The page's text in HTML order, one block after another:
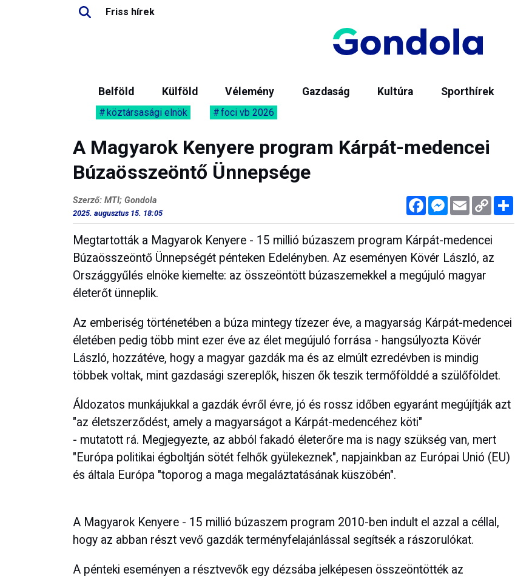
Friss hírek
Belföld Külföld Vélemény Gazdaság Kultúra Sporthírek
köztársasági elnök foci vb 2026
A Magyarok Kenyere program Kárpát-medencei
Búzaösszeöntő Ünnepsége
FacebookMessenger
Email Copy
Link
Szerző: MTI; Gondola
2025. augusztus 15. 18:05
Megtartották a Magyarok Kenyere - 15 millió búzaszem program Kárpát-medencei
Búzaösszeöntő Ünnepségét pénteken Edelényben. Az eseményen Kövér László, az
Országgyűlés elnöke kiemelte: az összeöntött búzaszemekkel a megújuló magyar
életerőt ünneplik.
Az emberiség történetében a búza mintegy tízezer éve, a magyarság Kárpát-medencei
életében pedig több mint ezer éve az élet megújuló forrása - hangsúlyozta Kövér
László, hozzátéve, hogy a magyar gazdák ma és az elmúlt ezredévben is mindig
többek voltak, mint gazdasági szereplők, hiszen ők teszik termőfölddé a szülőföldet.
Áldozatos munkájukkal a gazdák évről évre, jó és rossz időben egyaránt megújítják azt
"az életszerződést, amely a magyarságot a Kárpát-medencéhez köti"
- mutatott rá. Megjegyezte, az abból fakadó életerőre ma is nagy szükség van, mert
"Európa politikai égboltján sötét felhők gyülekeznek", napjainkban az Európai Unió (EU)
és általa Európa "toporog a maga megaláztatásának küszöbén".
A Magyarok Kenyere - 15 millió búzaszem program 2010-ben indult el azzal a céllal,
hogy az abban részt vevő gazdák terményfelajánlással segítsék a rászorulókat.
A pénteki eseményen a résztvevők egy dézsába jelképesen összeöntötték az